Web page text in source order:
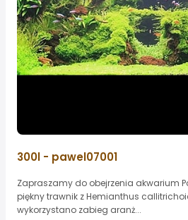
300l - pawel07001
Zapraszamy do obejrzenia akwarium
piękny trawnik z Hemianthus
wykorzystano zabieg aranż...